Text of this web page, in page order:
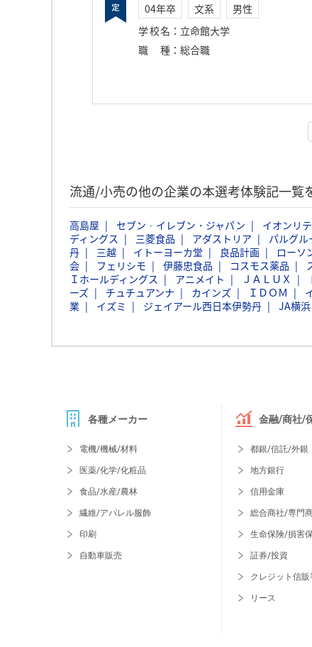
04年卒 文系
男性
学校名 ： 立命館大学
職種 ： 総合職
流通/小売の他の企業の本選考体験記一覧
高島屋 セブン‐イレブン・ジャパン イオンリ
ディングス
三菱食品 アダストリア パルグル
丹
三越 イトーヨーカ堂 良品計画 ローソ
会
フェリシモ 伊藤忠食品 コスモス薬品
Ｉホールディングス
アニメイト ＪＡＬＵＸ
ーズ
チュチュアンナ カインズ ＩＤＯＭ
業
イズミ ジェイアール西日本伊勢丹 JA横浜
各種メーカー
電機/機械/材料
医薬/化学/化粧品
食品/水産/農林
繊維/アパレル服飾
印刷
自動車販売
金融/商社/
都銀/信託/外銀
地方銀行
信用金庫
総合商社/専門
生命保険/損害
証券/投資
クレジット信販
リース